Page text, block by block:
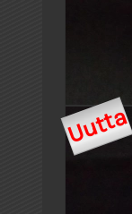
Uutta